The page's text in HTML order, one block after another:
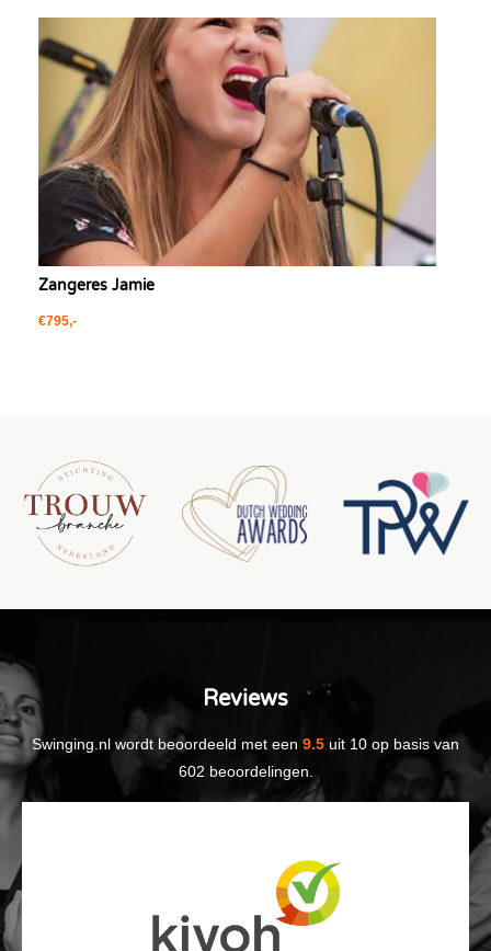
Zangeres Jamie
€795,-
Reviews
Swinging.nl wordt beoordeeld met een 9.5 uit 10 op basis van
602 beoordelingen.